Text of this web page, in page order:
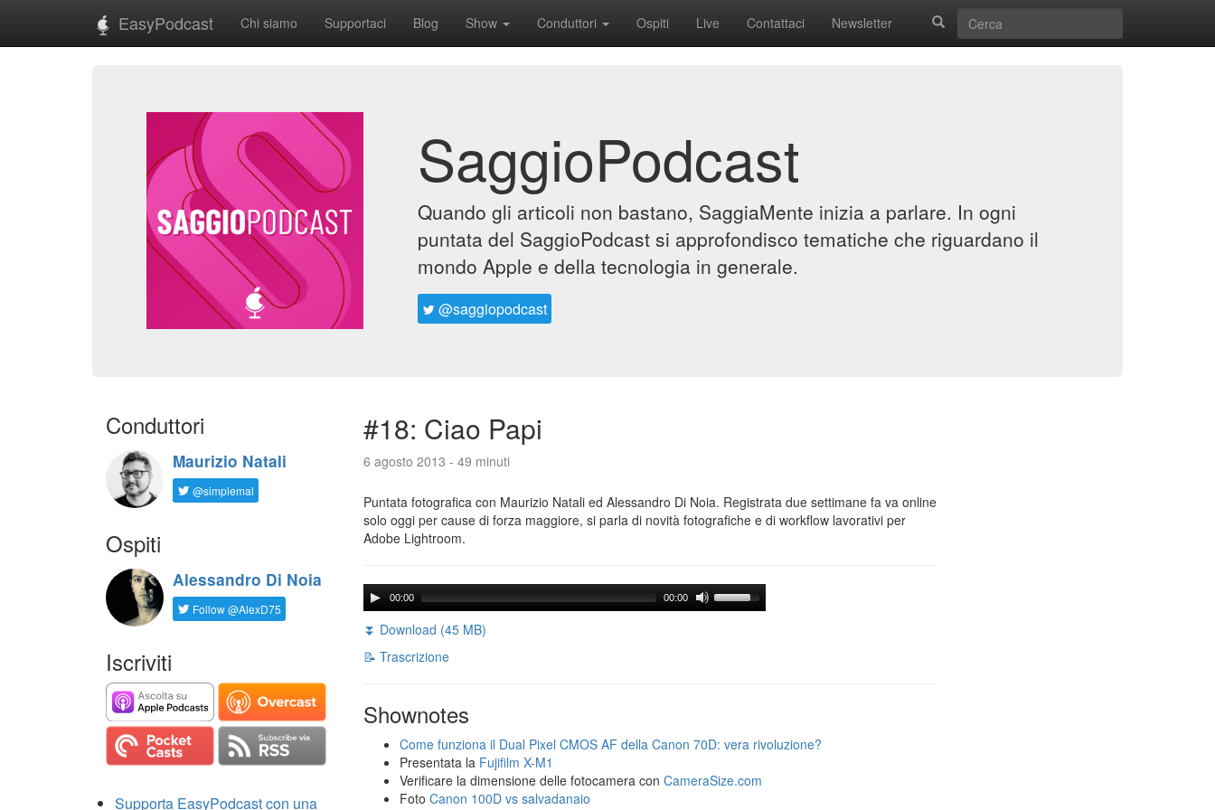
EasyPodcast Chi siamo Supportaci Blog Show Conduttori Ospiti Live Contattaci Newsletter
SaggioPodcast
Quando gli articoli non bastano, SaggiaMente inizia a parlare. In ogni
puntata del SaggioPodcast si approfondisco tematiche che riguardano il
mondo Apple e della tecnologia in generale.
@saggiopodcast
Conduttori
Maurizio Natali
@simplemal
Ospiti
Alessandro Di Noia
Follow @AlexD75
Iscriviti
Supporta EasyPodcast con una
#18: Ciao Papi
6 agosto 2013 - 49 minuti
Puntata fotografica con Maurizio Natali ed Alessandro Di Noia. Registrata due settimane fa va online
solo oggi per cause di forza maggiore, si parla di novità fotografiche e di workflow lavorativi per
Adobe Lightroom.
00:00 00:00
⏬ Download (45 MB)
📝 Trascrizione
Shownotes
Come funziona il Dual Pixel CMOS AF della Canon 70D: vera rivoluzione?
Presentata la Fujifilm X-M1
Verificare la dimensione delle fotocamera con CameraSize.com
Foto Canon 100D vs salvadanaio